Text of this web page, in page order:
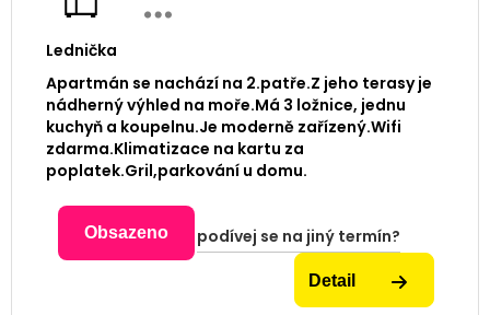
Lednička
Apartmán se nachází na 2.patře.Z jeho terasy je
nádherný výhled na moře.Má 3 ložnice, jednu
kuchyň a koupelnu.Je moderně zařízený.Wifi
zdarma.Klimatizace na kartu za
poplatek.Gril,parkování u domu.
Obsazeno podívej se na jiný termín?
Detail